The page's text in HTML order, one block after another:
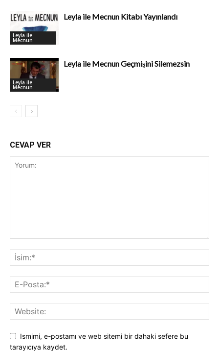
Leyla ile
Mecnun
Leyla ile Mecnun Kitabı Yayınlandı
Leyla ile
Mecnun
Leyla ile Mecnun Geçmişini Silemezsin
CEVAP VER
Ismimi, e-postamı ve web sitemi bir dahaki sefere bu
tarayıcıya kaydet.